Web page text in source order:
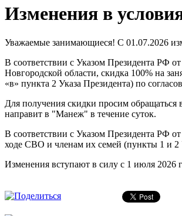
Изменения в
Уважаемые занимающиеся! С 01.07.2026
В соответствии с Указом Президента РФ
Новгородской области, скидка 100% на
«в» пункта 2 Указа Президента) по
Для получения скидки просим обращаться
направит в "Манеж" в течение суток.
В соответствии с Указом Президента РФ
ходе СВО и членам их семей (пункты 1 и 2
Изменения вступают в силу с 1 июля 2026